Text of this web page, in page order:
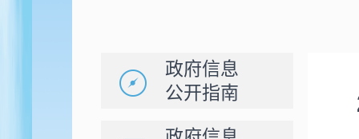
政府信息
公开指南